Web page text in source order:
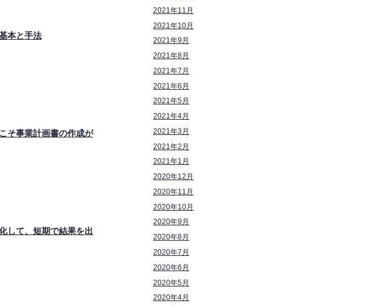
本と手法
そ事業計画書の作成が
して、短期で結果を出
2021年11月
2021年10月
2021年9月
2021年8月
2021年7月
2021年6月
2021年5月
2021年4月
2021年3月
2021年2月
2021年1月
2020年12月
2020年11月
2020年10月
2020年9月
2020年8月
2020年7月
2020年6月
2020年5月
2020年4月